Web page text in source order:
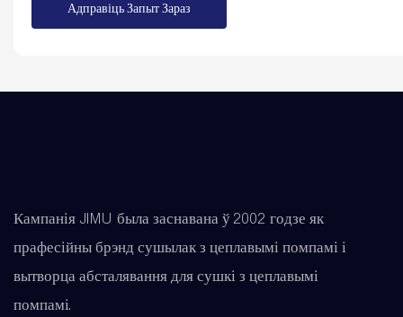
Адправіць Запыт Зараз
Кампанія JIMU была заснавана ў 2002 годзе як
прафесійны брэнд сушылак з цеплавымі помпамі і
вытворца абсталявання для сушкі з цеплавымі
помпамі.